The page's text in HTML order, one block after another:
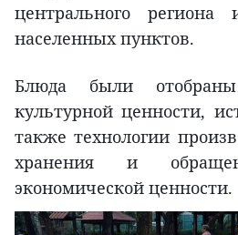
центрального
населенных пунктов.
Блюда были
культурной ценности,
также технологии
хранения и
экономической ценности.